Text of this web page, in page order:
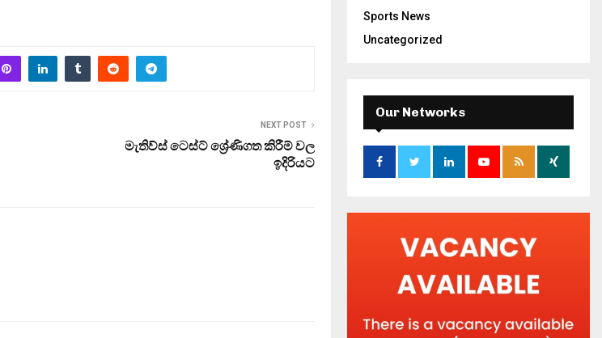
NEXT POST
මැතිව්ස් ටෙස්ට් ශ්‍රේණිගත කිරීම් වල
ඉදිරියට
Sports News
Uncategorized
Our Networks